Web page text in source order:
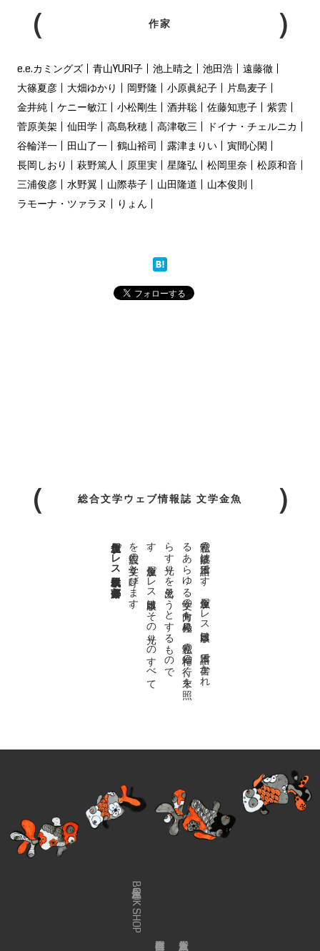
作家
e.e.カミングズ 青山YURI子 池上晴之 池田浩
遠藤徹
大篠夏彦
大畑ゆかり 岡野隆 小原眞紀子
片島麦子
金井純
ケニー敏江 小松剛生 酒井聡 佐藤知恵子
紫雲
菅原美架
仙田学 高島秋穂 高津敬三
ドイナ・チェルニカ
谷輪洋一
田山了一 鶴山裕司 露津まりい
寅間心閑
長岡しおり
萩野篤人 原里実 星隆弘 松岡里奈
松原和音
三浦俊彦
水野翼 山際恭子 山田隆道
山本俊則
ラモーナ・ツァラヌ
りょん
総合文学ウェブ情報誌 文学金魚
私達の
故郷は
日本語で
す
。
金魚屋プ
レ
ス
日本版は
、
日本語で
書か
れ
る
あ
ら
ゆ
る
文学の
方向を
見極め
、
私達の
精神の
行く
末を
照
ら
す
光り
を
見出そ
う
と
す
る
も
の
で
す
。
金魚屋プ
レ
ス
日本版は
そ
の
光り
の
す
べ
て
を
広義の
文学と
呼び
ま
す
。
金魚屋プレス日本版代表 齋藤都
金魚屋BOOK SHOP